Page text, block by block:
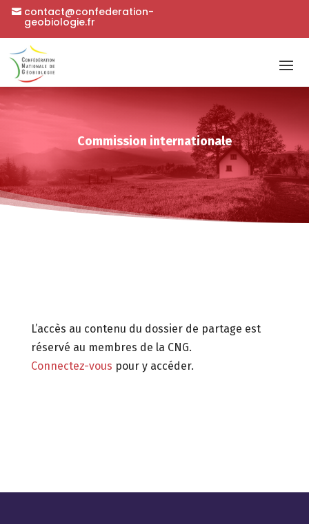
contact@confederation-
geobiologie.fr
Commission internationale
L’accès au contenu du dossier de partage est
réservé au membres de la CNG.
Connectez-vous pour y accéder.